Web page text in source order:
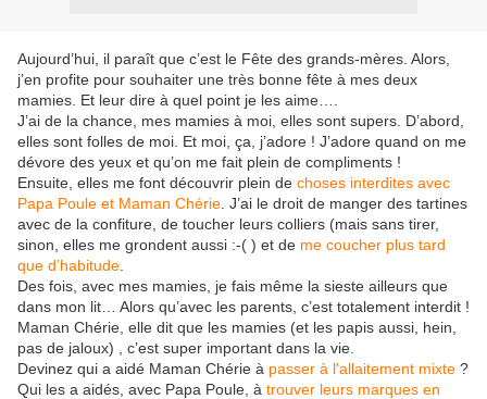
Aujourd’hui, il paraît que c’est le Fête des grands-mères. Alors,
j’en profite pour souhaiter une très bonne fête à mes deux
mamies. Et leur dire à quel point je les aime….
J’ai de la chance, mes mamies à moi, elles sont supers. D’abord,
elles sont folles de moi. Et moi, ça, j’adore ! J’adore quand on me
dévore des yeux et qu’on me fait plein de compliments !
Ensuite, elles me font découvrir plein de choses interdites avec
Papa Poule et Maman Chérie . J’ai le droit de manger des tartines
avec de la confiture, de toucher leurs colliers (mais sans tirer,
sinon, elles me grondent aussi :-( ) et de me coucher plus tard
que d’habitude
Des fois, avec mes mamies, je fais même la sieste ailleurs que
dans mon lit… Alors qu’avec les parents, c’est totalement interdit !
Maman Chérie, elle dit que les mamies (et les papis aussi, hein,
pas de jaloux) , c’est super important dans la vie.
Devinez qui a aidé Maman Chérie à passer à l'allaitement mixte ?
Qui les a aidés, avec Papa Poule, à trouver leurs marques en